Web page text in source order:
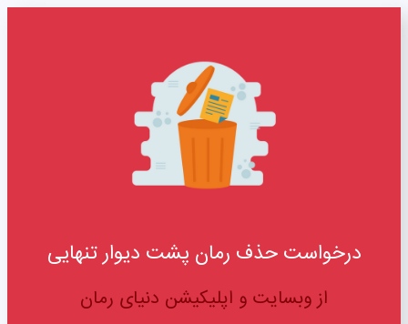
درخواست حذف رمان پشت دیوار تنهایی
از وبسایت و اپلیکیشن دنیای رمان